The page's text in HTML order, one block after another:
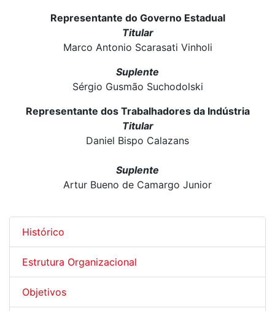
Representante do Governo Estadual
Titular
Marco Antonio Scarasati Vinholi
Suplente
Sérgio Gusmão Suchodolski
Representante dos Trabalhadores da Indústria
Titular
Daniel Bispo Calazans
Suplente
Artur Bueno de Camargo Junior
Histórico
Estrutura Organizacional
Objetivos